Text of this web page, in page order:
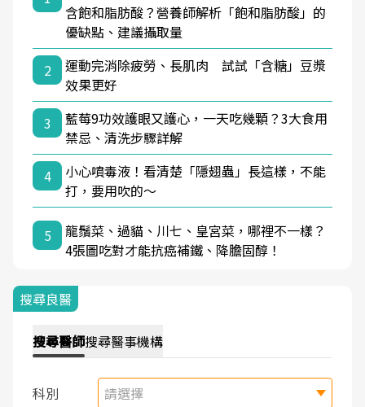
含飽和脂肪酸？營養師解析「飽和脂肪酸」的
優缺點、建議攝取量
2
運動完消除疲勞、長肌肉 試試「含糖」豆漿
效果更好
3
藍莓9功效護眼又護心，一天吃幾顆？3大食用
禁忌、清洗步驟詳解
4
小心噴毒液！看清楚「隱翅蟲」長這樣，不能
打，要用吹的～
5
龍鬚菜、過貓、川七、皇宮菜，哪裡不一樣？
4張圖吃對才能抗癌補鐵、降膽固醇！
搜尋良醫
搜尋醫師搜尋醫事機構
科別 請選擇